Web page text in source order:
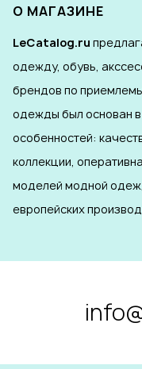
О МАГАЗИНЕ
LeCatalog.ru
одежду, обувь,
брендов по
одежды был основан
особенностей:
коллекции,
моделей модной
европейских